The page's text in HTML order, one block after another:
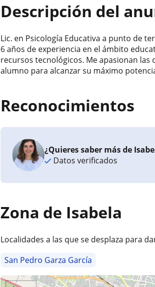
Descripción del
Lic. en Psicología Educativa a punto de
6 años de experiencia en el ámbito
recursos tecnológicos. Me apasionan
alumno para alcanzar su máximo
Reconocimientos
¿Quieres saber más de
Datos verificados
Zona de Isabela
Localidades a las que se desplaza para
San Pedro Garza García